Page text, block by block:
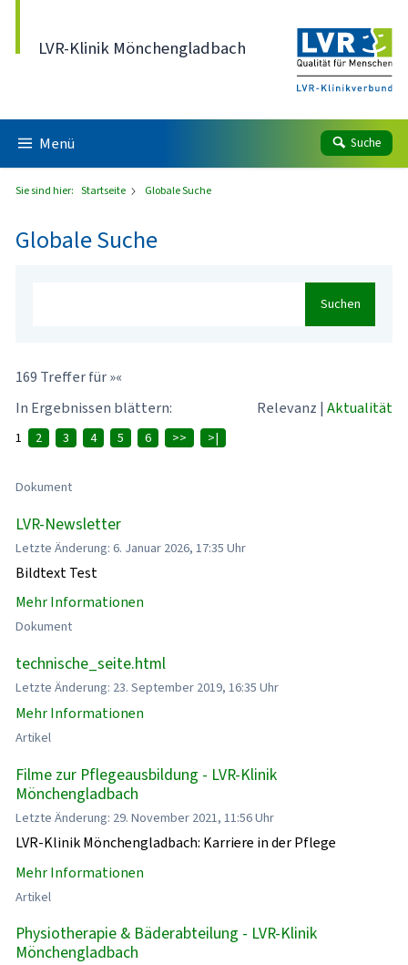
LVR-Klinik Mönchengladbach
Menü Suche
Sie sind hier: Startseite Globale Suche
Globale Suche
Suchen
169 Treffer für »«
In Ergebnissen blättern:
Relevanz | Aktualität
1 2 3 4 5 6 >> >|
Dokument
LVR-Newsletter
Letzte Änderung: 6. Januar 2026, 17:35 Uhr
Bildtext Test
Mehr Informationen
Dokument
technische_seite.html
Letzte Änderung: 23. September 2019, 16:35 Uhr
Mehr Informationen
Artikel
Filme zur Pflegeausbildung - LVR-Klinik
Mönchengladbach
Letzte Änderung: 29. November 2021, 11:56 Uhr
LVR-Klinik Mönchengladbach: Karriere in der Pflege
Mehr Informationen
Artikel
Physiotherapie & Bäderabteilung - LVR-Klinik
Mönchengladbach